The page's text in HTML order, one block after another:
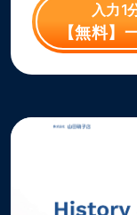
入力1
【無料】